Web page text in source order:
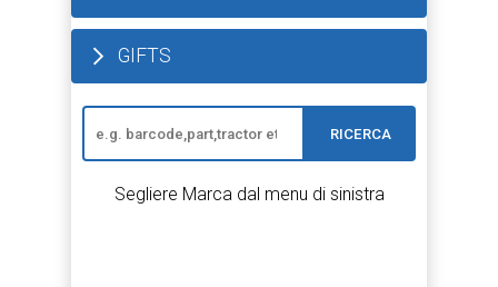
GIFTS
RICERCA
Segliere Marca dal menu di sinistra